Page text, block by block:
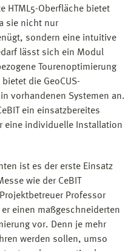
HTML5-Oberfläche bietet
sie nicht nur
sondern eine intuitive
lässt sich ein Modul
Tourenoptimierung
die GeoCUS-
vorhandenen Systemen an.
ein einsatzbereites
eine individuelle Installation
ist es der erste Einsatz
wie der CeBIT
Professor
einen maßgeschneiderten
vor. Denn je mehr
werden sollen, umso